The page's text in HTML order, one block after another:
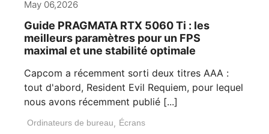
May 06,2026
Guide PRAGMATA RTX 5060 Ti : les
meilleurs paramètres pour un FPS
maximal et une stabilité optimale
Capcom a récemment sorti deux titres AAA :
tout d'abord, Resident Evil Requiem, pour lequel
nous avons récemment publié [...]
Ordinateurs de bureau, Écrans